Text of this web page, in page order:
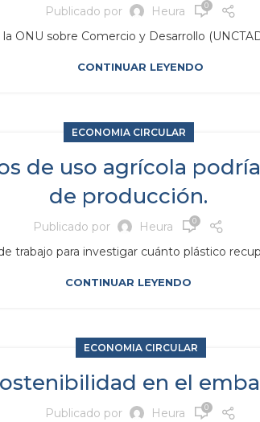
Publicado por Heura 0
ONU sobre Comercio y Desarrollo
CONTINUAR LEYENDO
ECONOMIA CIRCULAR
de uso agrícola
de producción.
Publicado por Heura 0
trabajo para investigar cuánto plástico
CONTINUAR LEYENDO
ECONOMIA CIRCULAR
en el
Publicado por Heura 0